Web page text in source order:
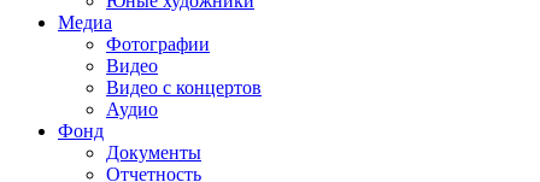
Медиа
Фотографии
Видео
Видео с концертов
Аудио
Фонд
Документы
Отчетность